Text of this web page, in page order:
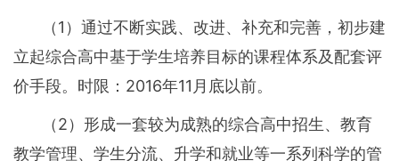
（1）通过不断实践、改进、补充和完善，初步建
立起综合高中基于学生培养目标的课程体系及配套评
价手段。时限：2016年11月底以前。
（2）形成一套较为成熟的综合高中招生、教育
教学管理、学生分流、升学和就业等一系列科学的管